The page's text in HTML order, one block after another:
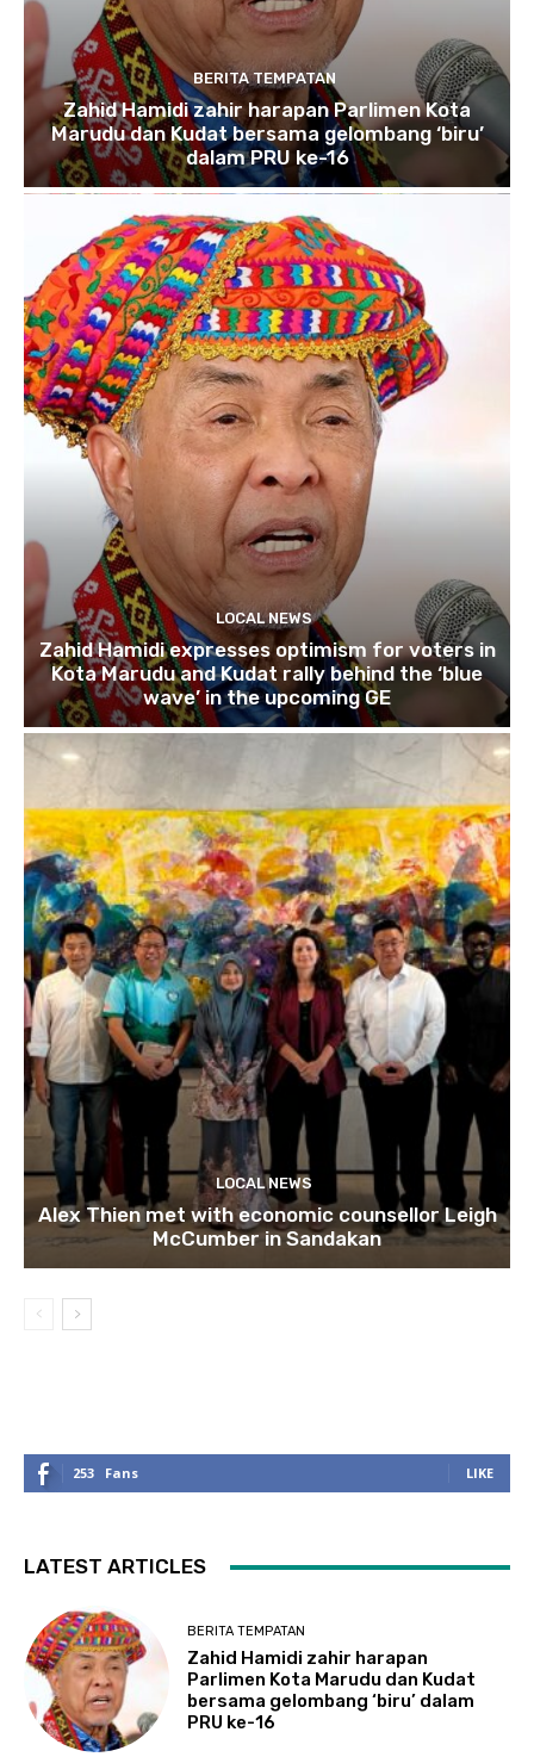
BERITA TEMPATAN
Zahid Hamidi zahir harapan Parlimen Kota
Marudu dan Kudat bersama gelombang ‘biru’
dalam PRU ke-16
LOCAL NEWS
Zahid Hamidi expresses optimism for voters in
Kota Marudu and Kudat rally behind the ‘blue
wave’ in the upcoming GE
LOCAL NEWS
Alex Thien met with economic counsellor Leigh
McCumber in Sandakan
253 Fans LIKE
LATEST ARTICLES
BERITA TEMPATAN
Zahid Hamidi zahir harapan
Parlimen Kota Marudu dan Kudat
bersama gelombang ‘biru’ dalam
PRU ke-16